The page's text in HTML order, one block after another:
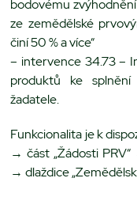
bodovému
ze zemědělské
činí 50 % a více“
– intervence 34.73 –
produktů ke
žadatele.
Funkcionalita je k
→ část „Žádosti
→ dlaždice